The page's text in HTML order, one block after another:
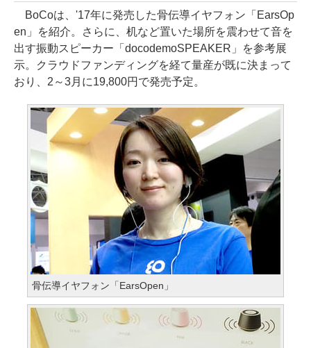
BoCoは、'17年に発売した骨伝導イヤフォン「EarsOp
en」を紹介。さらに、机など置いた場所を震わせて音を
出す振動スピーカー「docodemoSPEAKER」を参考展
示。クラウドファンディングを経て量産が既に決まって
おり、2～3月に19,800円で発売予定。
骨伝導イヤフォン「EarsOpen」